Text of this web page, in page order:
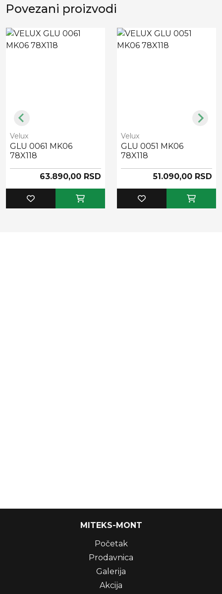
Povezani proizvodi
Velux
GLU 0061 MK06
78X118
63.890,00 RSD
Velux
GLU 0051 MK06
78X118
51.090,00 RSD
MITEKS-MONT
Početak
Prodavnica
Galerija
Akcija